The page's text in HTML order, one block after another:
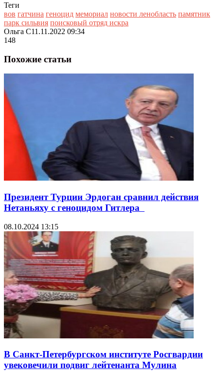
Теги
вов гатчина геноцид мемориал новости ленобласть памятник
парк сильвия поисковый отряд искра
Ольга С11.11.2022 09:34
148
Похожие статьи
Президент Турции Эрдоган сравнил действия
Нетаньяху с геноцидом Гитлера
08.10.2024 13:15
В Санкт-Петербургском институте Росгвардии
увековечили подвиг лейтенанта Мулина